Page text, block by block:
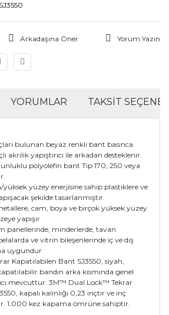
SJ3550
Arkadaşına Öner Yorum Yazın
YORUMLAR TAKSIT
bulunan beyaz renkli bant basınca
akrilik yapıştırıcı ile arkadan desteklenir.
polyolefin bant Tip 170, 250 veya
yüzey enerjisine sahip plastiklere ve
şekilde tasarlanmıştır.
cam, boya ve birçok yüksek yüzey
yapışır
panellerinde, minderlerde, tavan
ve vitrin bileşenlerinde iç ve dış
uygundur
Kapatılabilen Bant SJ3550, siyah,
bandın arka kısmında genel
mevcuttur. 3M™ Dual Lock™ Tekrar
kapalı kalınlığı 0,23 inçtir ve inç
1.000 kez kapama ömrüne sahiptir.